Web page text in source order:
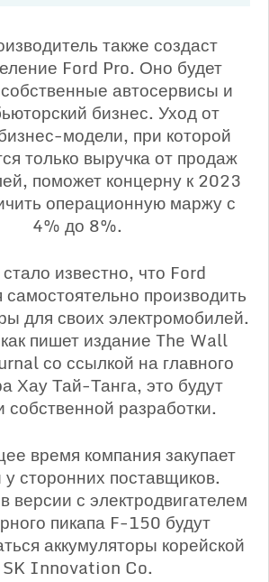
также создаст
Ford Pro. Оно будет
автосервисы и
бизнес. Уход от
модели, при которой
только выручка от продаж
поможет концерну к 2023
операционную маржу с
4% до 8%.
известно, что Ford
самостоятельно производить
для своих электромобилей.
пишет издание The Wall
со ссылкой на главного
Хау Тай-Танга, это будут
собственной разработки.
время компания закупает
сторонних поставщиков.
версии с электродвигателем
пикапа F-150 будут
аккумуляторы корейской
SK Innovation Co.